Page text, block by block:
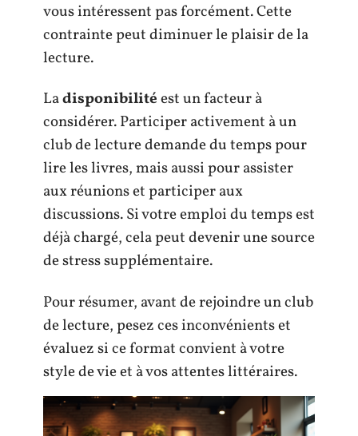
vous intéressent pas forcément. Cette
contrainte peut diminuer le plaisir de la
lecture.
Ladisponibilitéest un facteur à
considérer. Participer activement à un
club de lecture demande du temps pour
lire les livres, mais aussi pour assister
aux réunions et participer aux
discussions. Si votre emploi du temps est
déjà chargé, cela peut devenir une source
de stress supplémentaire.
Pour résumer, avant de rejoindre un club
de lecture, pesez ces inconvénients et
évaluez si ce format convient à votre
style de vie et à vos attentes littéraires.